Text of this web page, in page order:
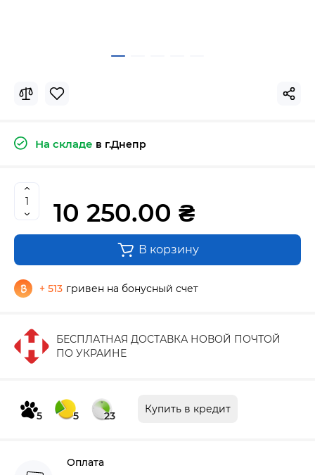
На складе в г.Днепр
10 250.00 ₴
В корзину
+ 513 гривен на бонусный счет
БЕСПЛАТНАЯ ДОСТАВКА НОВОЙ ПОЧТОЙ
ПО УКРАИНЕ
5 5 23
Купить в кредит
Оплата